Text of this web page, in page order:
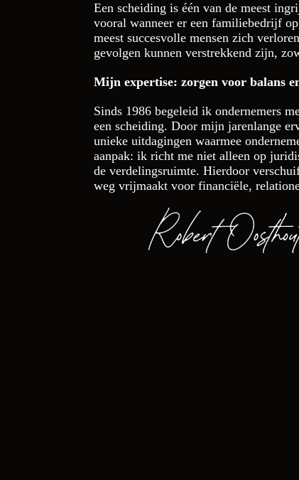
Een scheiding is één van de meest
vooral wanneer er een familiebedrijf
meest succesvolle mensen zich
gevolgen kunnen verstrekkend zijn,
Mijn expertise: zorgen voor balans
Sinds 1986 begeleid ik ondernemers
een scheiding. Door mijn jarenlange
unieke uitdagingen waarmee
aanpak: ik richt me niet alleen op
de verdelingsruimte. Hierdoor
weg vrijmaakt voor financiële,